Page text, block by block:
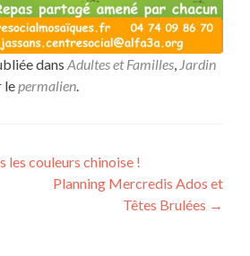
dans Adultes et Familles Jardin
le permalien
les couleurs chinoise !
Planning Mercredis Ados et
Têtes Brulées →